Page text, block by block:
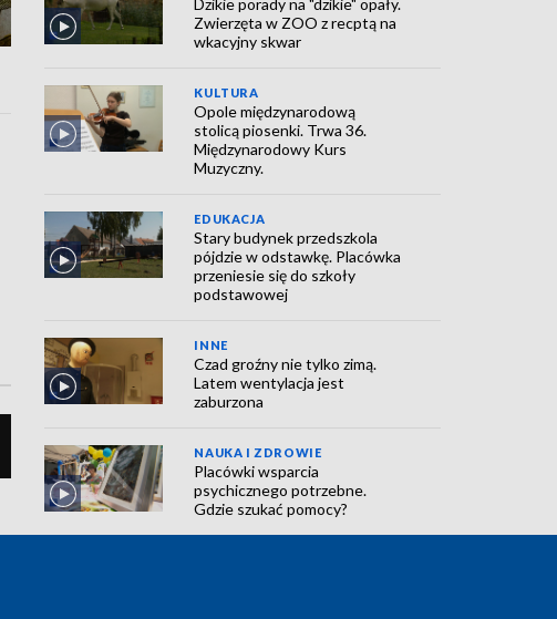
Zwierzęta w ZOO z recptą na
wkacyjny skwar
KULTURA
Opole międzynarodową
stolicą piosenki. Trwa 36.
Międzynarodowy Kurs
Muzyczny.
EDUKACJA
Stary budynek przedszkola
pójdzie w odstawkę. Placówka
przeniesie się do szkoły
podstawowej
INNE
Czad groźny nie tylko zimą.
Latem wentylacja jest
zaburzona
NAUKA I ZDROWIE
Placówki wsparcia
psychicznego potrzebne.
Gdzie szukać pomocy?